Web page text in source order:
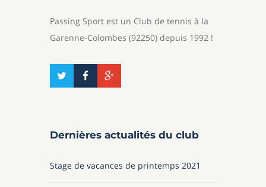
Passing Sport est un Club de tennis à la
Garenne-Colombes (92250) depuis 1992 !
Dernières actualités du club
Stage de vacances de printemps 2021